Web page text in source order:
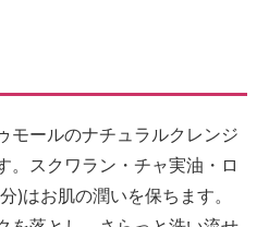
モールのナチュラルクレンジ
。スクワラン・チャ実油・ロ
)はお肌の潤いを保ちます。